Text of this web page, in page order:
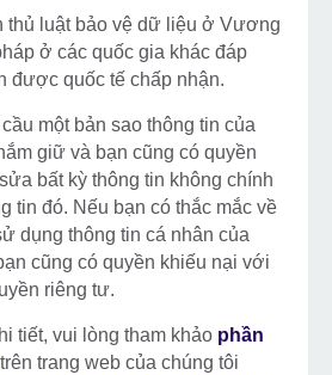
thủ luật bảo vệ dữ liệu ở Vương
ở các quốc gia khác đáp
được quốc tế chấp nhận.
một bản sao thông tin của
giữ và bạn cũng có quyền
bất kỳ thông tin không chính
tin đó. Nếu bạn có thắc mắc về
dụng thông tin cá nhân của
cũng có quyền khiếu nại với
riêng tư.
tiết, vui lòng tham khảo phần
trên trang web của chúng tôi